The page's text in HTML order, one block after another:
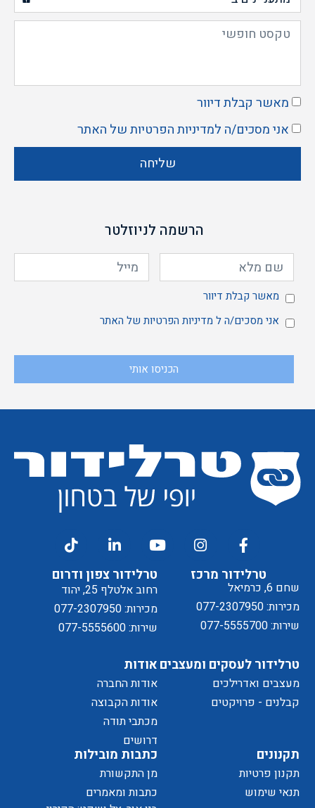
מאשר קבלת דיוור
אני מסכים/ה למדיניות הפרטיותשל האתר
שליחה
הרשמה לניוזלטר
מאשר
קבלת
דיוור
מאשר קבלת דיוור
אני
ל
מדיניות
אני מסכים/ה ל מדיניות הפרטיות של האתר
הכניסו אותי
טרלידור מרכז
שחם 6, כרמיאל
מכירות: 077-2307950
שירות: 077-5555700
תקנונים
תקנון פרטיות
תנאי שימוש
כתבות מובילות
מן התקשורת
כתבות ומאמרים
טרלידור צפון ודרום
רחוב אלטלף 25, יהוד
מכירות: 077-2307950
שירות: 077-5555600
אודות
אודות החברה
אודות הקבוצה
מכתבי תודה
דרושים
טרלידור לעסקים ומעצבים
מעצבים ואדרילכים
קבלנים - פרויקטים